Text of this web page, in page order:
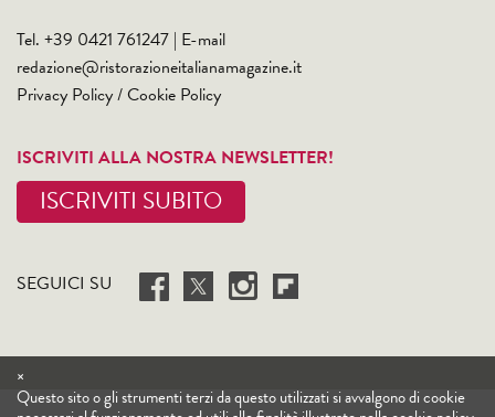
Tel. +39 0421 761247 | E-mail
redazione@ristorazioneitalianamagazine.it
Privacy Policy/Cookie Policy
ISCRIVITI ALLA NOSTRA NEWSLETTER!
ISCRIVITI SUBITO
SEGUICI SU
×
Questo sito o gli strumenti terzi da questo utilizzati si avvalgono di cookie